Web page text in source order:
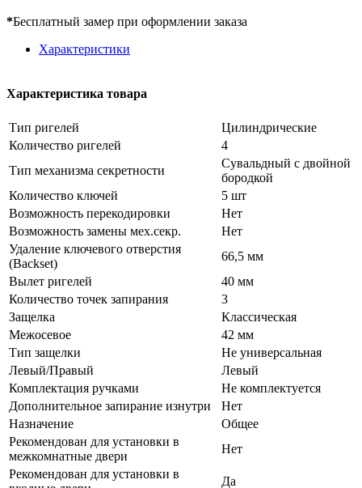
*Бесплатный замер при оформлении заказа
Характеристики
Характеристика товара
Тип ригелей
Цилиндрические
Количество ригелей
4
Тип механизма секретности
Сувальдный с двойной
бородкой
Количество ключей
5 шт
Возможность перекодировки
Нет
Возможность замены мех.секр.
Нет
Удаление ключевого отверстия
(Backset)
66,5 мм
Вылет ригелей
40 мм
Количество точек запирания
3
Защелка
Классическая
Межосевое
42 мм
Тип защелки
Не универсальная
Левый/Правый
Левый
Комплектация ручками
Не комплектуется
Дополнительное запирание изнутри
Нет
Назначение
Общее
Рекомендован для установки в
межкомнатные двери
Нет
Рекомендован для установки в
Да